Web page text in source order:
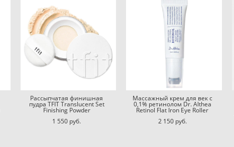
Рассыпчатая финишная
пудра TFIT Translucent Set
Finishing Powder
1 550 pуб.
Массажный крем для век с
0,1% ретинолом Dr. Althea
Retinol Flat Iron Eye Roller
2 150 pуб.